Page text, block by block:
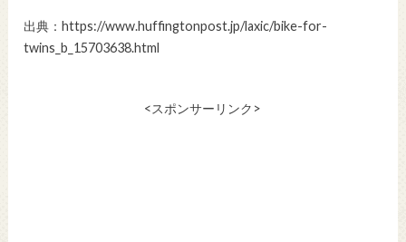
出典：https://www.huffingtonpost.jp/laxic/bike-for-
twins_b_15703638.html
<スポンサーリンク>